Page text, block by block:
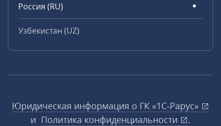
Россия (RU)
Узбекистан (UZ)
Юридическая информация о ГК «1С‑Рарус»
и Политика конфиденциальности
.